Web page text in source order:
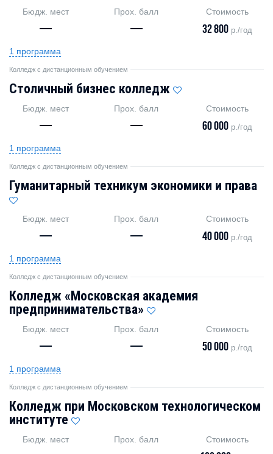
Бюдж. мест
—
Прох. балл
—
Стоимость
32 800 р./год
1 программа
Колледж с дистанционным обучением
Столичный бизнес колледж
Бюдж. мест
—
Прох. балл
—
Стоимость
60 000 р./год
1 программа
Колледж с дистанционным обучением
Гуманитарный техникум экономики и права
Бюдж. мест
—
Прох. балл
—
Стоимость
40 000 р./год
1 программа
Колледж с дистанционным обучением
Колледж «Московская академия
предпринимательства»
Бюдж. мест
—
Прох. балл
—
Стоимость
50 000 р./год
1 программа
Колледж с дистанционным обучением
Колледж при Московском технологическом
институте
Бюдж. мест Прох. балл Стоимость